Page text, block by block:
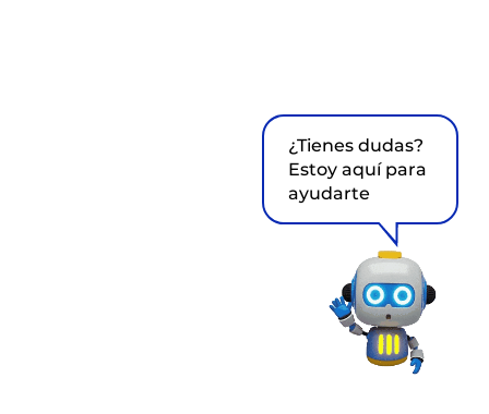
¿Tienes dudas?
Estoy aquí para
ayudarte